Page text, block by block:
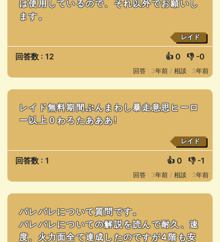
は使用しているので、それ以外でお願いし
ます。
レイド
回答数 : 12 👍 0 👎 -0
回答 : 3年前 / 相談 : 3年前
レイド無料期間ぶんまわし暴走意思ヒーロ
ー以上０わろたあああ!
レイド
回答数 : 1 👍 0 👎 -1
回答 : 3年前 / 相談 : 3年前
バレバレについて質問です。
バレバレについての解説を読んで耐久、速
度、火力面全て達成したのですが4階も安